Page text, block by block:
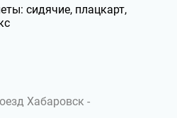
сидячие, плацкарт,
Хабаровск -